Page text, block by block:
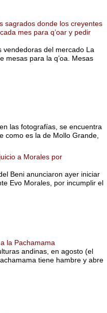
sagrados donde los creyentes
mes para q’oar y pedir
vendedoras del mercado La
mesas para la q’oa. Mesas
las fotografías, se encuentra
como es la de Mollo Grande,
a Morales por
Beni anunciaron ayer iniciar
Evo Morales, por incumplir el
la Pachamama
andinas, en agosto (el
tiene hambre y abre